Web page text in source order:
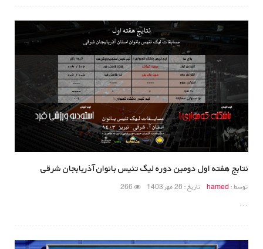
نتابج هفته اول دومین دوره لیگ تنیس بانوان آذربابجان شرقی
توسط : hamed تاریخ : 28 مهر 1403
...